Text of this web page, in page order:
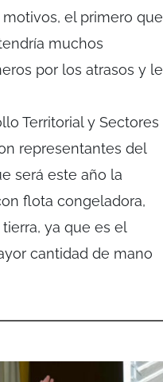
el primero que
muchos
por los atrasos y le
Territorial y Sectores
representantes del
será este año la
flota congeladora,
ya que es el
cantidad de mano